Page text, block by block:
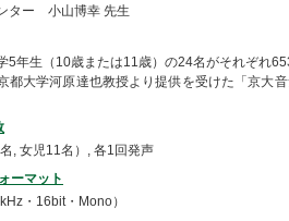
ター 小山博幸 先生
5年生（10歳または11歳）の24名がそれぞれ
都大学河原達也教授より提供を受けた「京大
, 女児11名）, 各1回発声
ーマット
・16bit・Mono）